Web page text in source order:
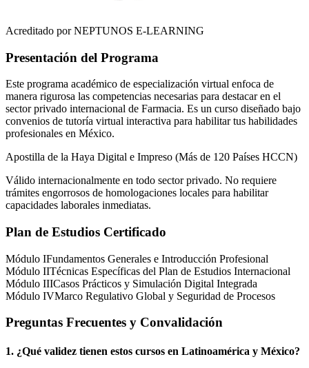
Acreditado por NEPTUNOS E-LEARNING
Presentación del Programa
Este programa académico de especialización virtual enfoca de
manera rigurosa las competencias necesarias para destacar en el
sector privado internacional de Farmacia. Es un curso diseñado bajo
convenios de tutoría virtual interactiva para habilitar tus habilidades
profesionales en México.
Apostilla de la Haya Digital e Impreso (Más de 120 Países HCCN)
Válido internacionalmente en todo sector privado. No requiere
trámites engorrosos de homologaciones locales para habilitar
capacidades laborales inmediatas.
Plan de Estudios Certificado
Módulo IFundamentos Generales e Introducción Profesional
Módulo IITécnicas Específicas del Plan de Estudios Internacional
Módulo IIICasos Prácticos y Simulación Digital Integrada
Módulo IVMarco Regulativo Global y Seguridad de Procesos
Preguntas Frecuentes y Convalidación
1. ¿Qué validez tienen estos cursos en Latinoamérica y México?